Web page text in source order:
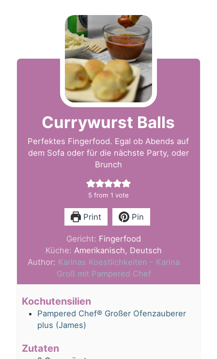
Currywurst Balls
Perfektes Fingerfood. Egal ob Abends auf
dem Sofa oder für die nächste Party, oder
Brunch
5 from 1 vote
Print Pin
Gericht: Fingerfood
Küche: Amerikanisch, Deutsch
Author: Karinas Koestlichkeiten - Karina
Groß mit Pampered Chef
Kochutensilien
Pampered Chef® Großer Ofenzauberer
plus (James)
Zutaten